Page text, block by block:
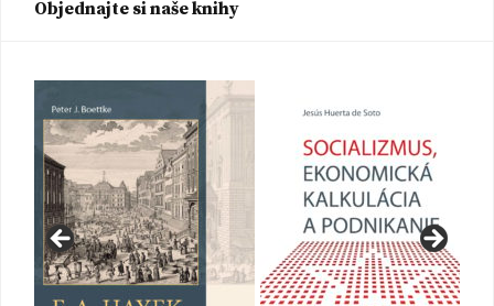
Objednajte si naše knihy